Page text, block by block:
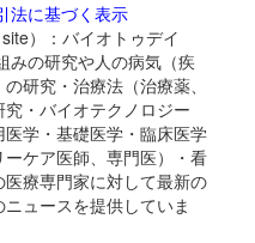
法に基づく表示
）：バイオトゥデイ
みの研究や人の病気（疾
研究・治療法（治療薬、
・バイオテクノロジー
医学・基礎医学・臨床医学
ケア医師、専門医）・看
療専門家に対して最新の
ュースを提供していま